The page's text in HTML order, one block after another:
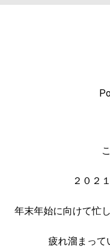
２０２
年末年始に向けて忙
疲れ溜まって